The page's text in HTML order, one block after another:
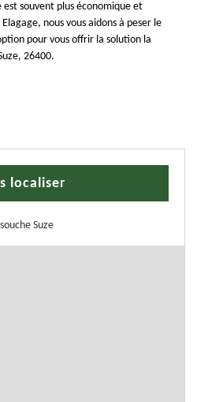
souvent plus économique et
nous vous aidons à peser le
pour vous offrir la solution la
26400.
localiser
Suze